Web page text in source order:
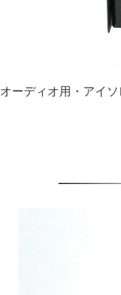
オーディオ用・アイ